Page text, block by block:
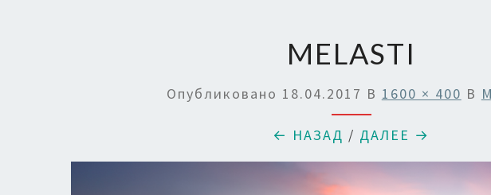
MELASTI
Опубликовано 18.04.2017 В 1600 × 400 В
← НАЗАД / ДАЛЕЕ →